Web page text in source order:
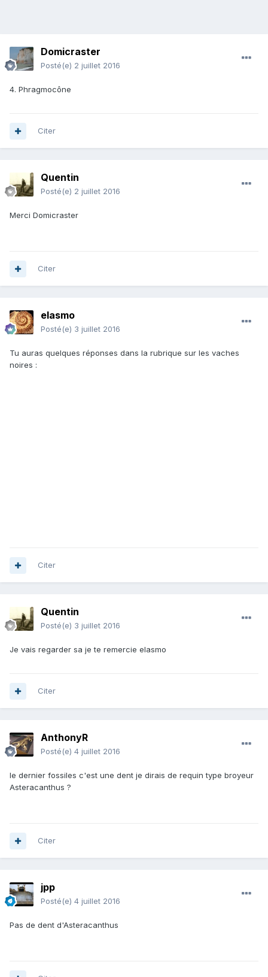
Domicraster
Posté(e) 2 juillet 2016
4. Phragmocône
Citer
Quentin
Posté(e) 2 juillet 2016
Merci Domicraster
Citer
elasmo
Posté(e) 3 juillet 2016
Tu auras quelques réponses dans la rubrique sur les vaches
noires :
Citer
Quentin
Posté(e) 3 juillet 2016
Je vais regarder sa je te remercie elasmo
Citer
AnthonyR
Posté(e) 4 juillet 2016
le dernier fossiles c'est une dent je dirais de requin type broyeur
Asteracanthus ?
Citer
jpp
Posté(e) 4 juillet 2016
Pas de dent d'Asteracanthus